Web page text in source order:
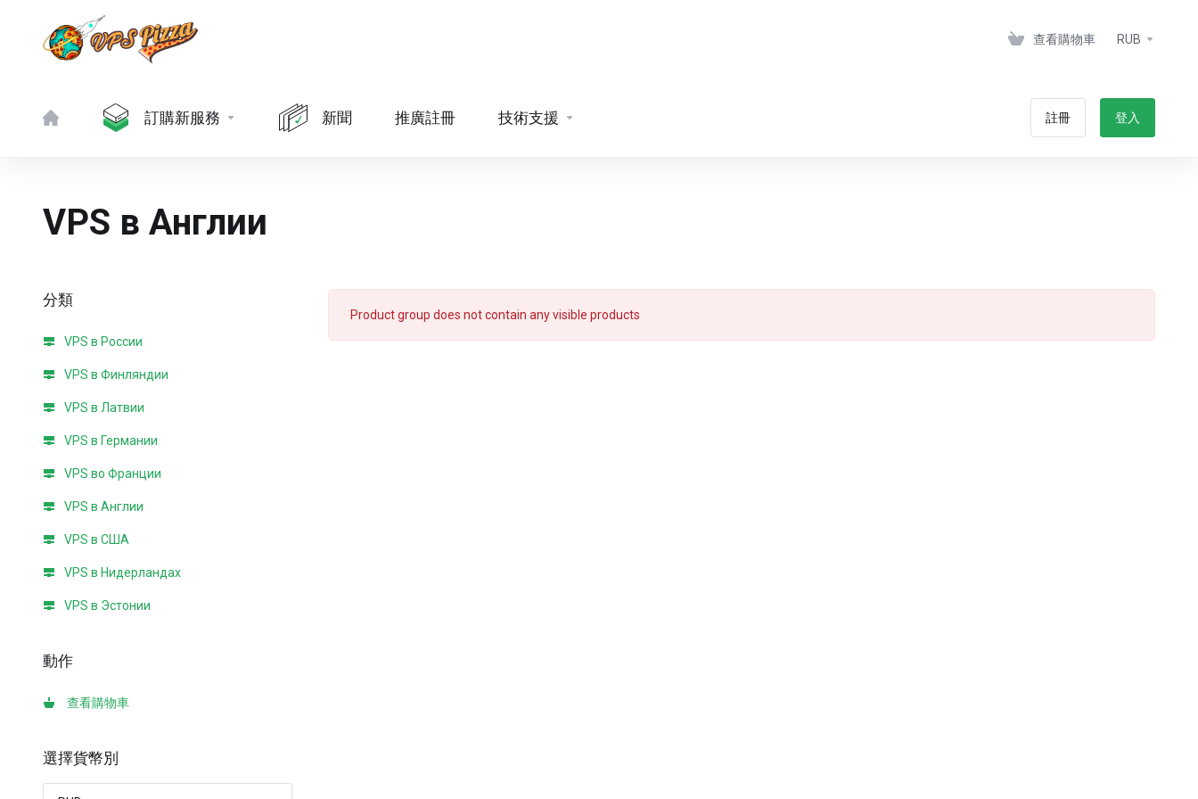
查看購物車 RUB
訂購新服務 新聞 推廣註冊 技術支援 註冊 登入
VPS в Англии
分類
VPS в России
VPS в Финляндии
VPS в Латвии
VPS в Германии
VPS во Франции
VPS в Англии
VPS в США
VPS в Нидерландах
VPS в Эстонии
動作
查看購物車
選擇貨幣別
Product group does not contain any visible products